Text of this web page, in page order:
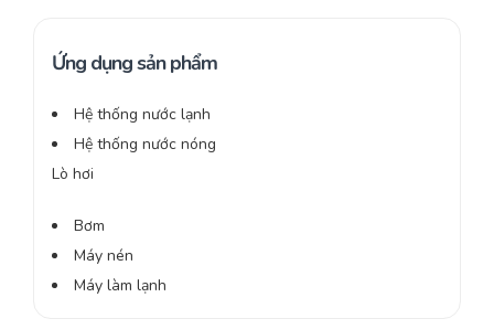
Ứng dụng sản phẩm
Hệ thống nước lạnh
Hệ thống nước nóng
Lò hơi
Bơm
Máy nén
Máy làm lạnh